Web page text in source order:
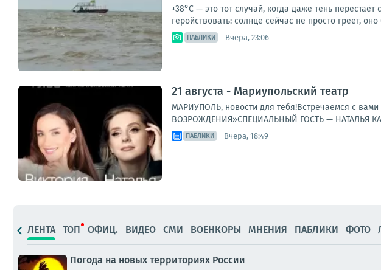
+38°C — это тот случай, когда даже тень
геройствовать: солнце сейчас не просто греет,
ПАБЛИКИ Вчера, 23:06
21 августа - Мариупольский театр
МАРИУПОЛЬ, новости для тебя!Встречаемся с
ВОЗРОЖДЕНИЯ»СПЕЦИАЛЬНЫЙ ГОСТЬ — НАТАЛЬЯ
ПАБЛИКИ Вчера, 18:49
ЛЕНТА ТОП ОФИЦ. ВИДЕО СМИ ВОЕНКОРЫ МНЕНИЯ ПАБЛИКИ ФОТО
Погода на новых территориях России